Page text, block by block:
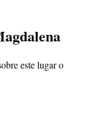
este lugar o